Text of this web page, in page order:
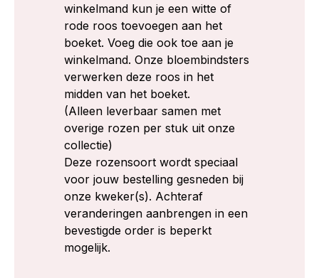
winkelmand kun je een witte of
rode roos toevoegen aan het
boeket. Voeg die ook toe aan je
winkelmand. Onze bloembindsters
verwerken deze roos in het
midden van het boeket.
(Alleen leverbaar samen met
overige rozen per stuk uit onze
collectie)
Deze rozensoort wordt speciaal
voor jouw bestelling gesneden bij
onze kweker(s). Achteraf
veranderingen aanbrengen in een
bevestigde order is beperkt
mogelijk.